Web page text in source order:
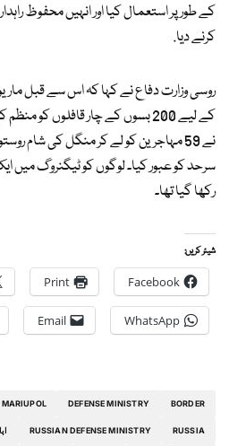
کے طور پر استعمال کیا اور انہیں محفوظ
کرنے دیا.
روسی وزارت دفاع نے کہا کہ اس سے قبل
کے لیے 200 بسوں کے چار قافلوں کو
نے 59 مہاجرین کو لے کر منگل کی شام
سرحد کو عبور کیا۔ لوگوں کو ٹیگنروگ میں
رکھا گیا تھا۔
شیئر کریں:
Facebook
Print
WhatsApp
Email
BORDER
DEFENSE MINISTRY
MARIUPOL
RUSSIA
RUSSIAN DEFENSE MINISTRY